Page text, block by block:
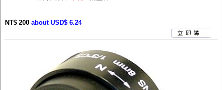
NT$ 200 about USD$ 6.24